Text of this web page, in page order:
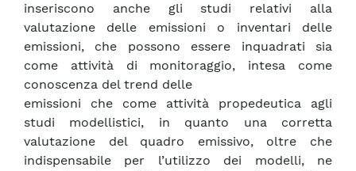
inseriscono anche gli studi relativi alla
valutazione delle emissioni o inventari delle
emissioni, che possono essere inquadrati sia
come attività di monitoraggio, intesa come
conoscenza del trend delle
emissioni che come attività propedeutica agli
studi modellistici, in quanto una corretta
valutazione del quadro emissivo, oltre che
indispensabile per l’utilizzo dei modelli, ne